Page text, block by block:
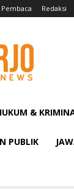
Pembaca Redaksi
&
PUBLIK